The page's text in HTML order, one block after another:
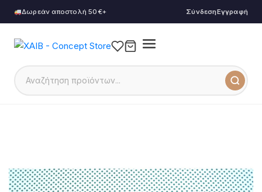
Δωρεάν αποστολή 50€+ ΣύνδεσηΕγγραφή